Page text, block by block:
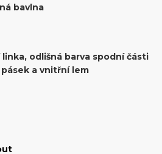
bavlna
odlišná barva spodní části
a vnitřní lem